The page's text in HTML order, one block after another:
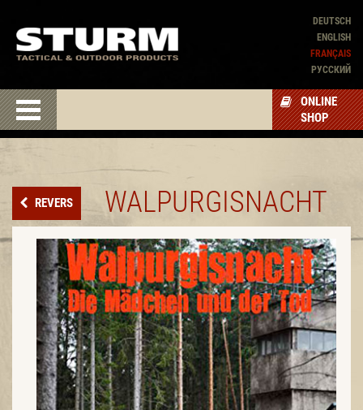
DEUTSCH
ENGLISH
FRANÇAIS
PУССКИЙ
ONLINE
SHOP
REVERS WALPURGISNACHT